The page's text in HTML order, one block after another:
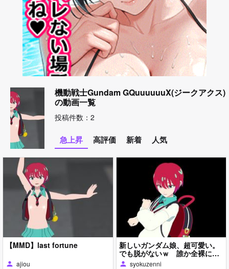
機動戦士Gundam GQuuuuuuX(ジークアクス)
の動画一覧
投稿件数：2
急上昇 高評価 新着 人気
【MMD】last fortune
person ajiou
新しいガンダム娘、超可愛い。
でも脱がないｗ 誰か全裸にな
るように改造してくれｗ
person syokuzenni